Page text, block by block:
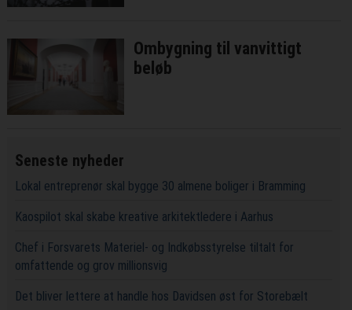
Ombygning til vanvittigt
beløb
Seneste nyheder
Lokal entreprenør skal bygge 30 almene boliger i Bramming
Kaospilot skal skabe kreative arkitektledere i Aarhus
Chef i Forsvarets Materiel- og Indkøbsstyrelse tiltalt for
omfattende og grov millionsvig
Det bliver lettere at handle hos Davidsen øst for Storebælt